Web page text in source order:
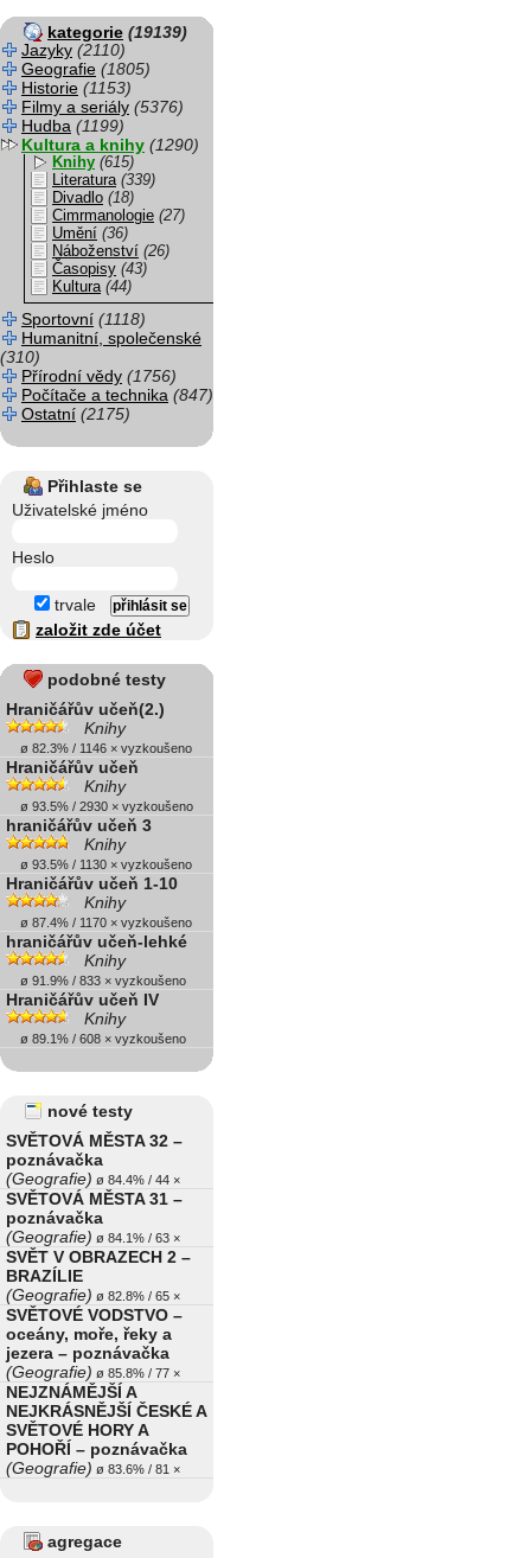
kategorie (19139)
Jazyky (2110)
Geografie (1805)
Historie (1153)
Filmy a seriály (5376)
Hudba (1199)
Kultura a knihy (1290)
Knihy (615)
Literatura (339)
Divadlo (18)
Cimrmanologie (27)
Umění (36)
Náboženství (26)
Časopisy (43)
Kultura (44)
Sportovní (1118)
Humanitní, společenské
(310)
Přírodní vědy (1756)
Počítače a technika (847)
Ostatní (2175)
Přihlaste se
Uživatelské jméno
Heslo
trvale
založit zde účet
podobné testy
Hraničářův učeň(2.)
Knihy
ø 82.3% / 1146 × vyzkoušeno
Hraničářův učeň
Knihy
ø 93.5% / 2930 × vyzkoušeno
hraničářův učeň 3
Knihy
ø 93.5% / 1130 × vyzkoušeno
Hraničářův učeň 1-10
Knihy
ø 87.4% / 1170 × vyzkoušeno
hraničářův učeň-lehké
Knihy
ø 91.9% / 833 × vyzkoušeno
Hraničářův učeň IV
Knihy
ø 89.1% / 608 × vyzkoušeno
nové testy
SVĚTOVÁ MĚSTA 32 –
poznávačka
(Geografie) ø 84.4% / 44 ×
SVĚTOVÁ MĚSTA 31 –
poznávačka
(Geografie) ø 84.1% / 63 ×
SVĚT V OBRAZECH 2 –
BRAZÍLIE
(Geografie) ø 82.8% / 65 ×
SVĚTOVÉ VODSTVO –
oceány, moře, řeky a
jezera – poznávačka
(Geografie) ø 85.8% / 77 ×
NEJZNÁMĚJŠÍ A
NEJKRÁSNĚJŠÍ ČESKÉ A
SVĚTOVÉ HORY A
POHOŘÍ – poznávačka
(Geografie) ø 83.6% / 81 ×
agregace